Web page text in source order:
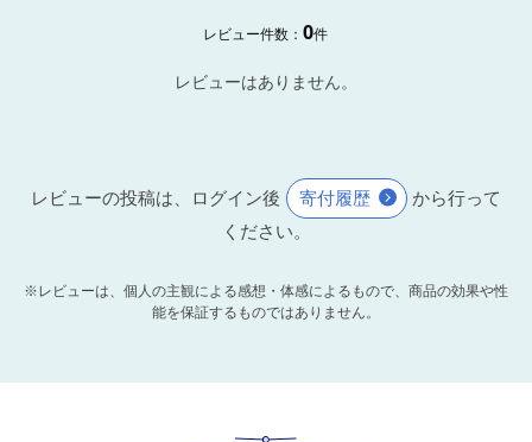
レビュー件数：0件
レビューはありません。
レビューの投稿は、ログイン後 寄付履歴
から行って
ください。
※レビューは、個人の主観による感想・体感によるもので、商品の効果や性
能を保証するものではありません。